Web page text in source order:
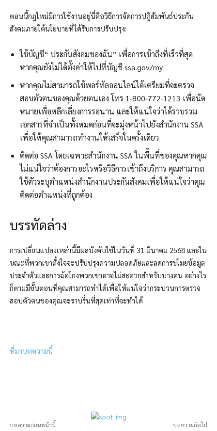
ตอนนี้กฎใหม่มีการใช้งานอยู่นี่คือวิธีการจัดการปฏิสัมพันธ์ประกัน
สังคมภายใต้นโยบายที่ได้รับการปรับปรุง:
ใช้บัญชี“ ประกันสังคมของฉัน” เพื่อการเข้าถึงที่เร็วที่สุด
หากคุณยังไม่ได้ตั้งค่าให้ไปที่บัญชี ssa.gov/my
หากคุณไม่สามารถใช้พอร์ทัลออนไลน์ได้เตรียมที่จะตรวจ
สอบตัวตนของคุณด้วยตนเอง โทร 1-800-772-1213 เพื่อนัด
หมายเพื่อหลีกเลี่ยงการรอนาน และให้แน่ใจว่าได้รวบรวม
เอกสารที่จำเป็นทั้งหมดก่อนที่จะมุ่งหน้าไปยังสำนักงาน SSA
เพื่อให้คุณสามารถทำงานให้เสร็จในครั้งเดียว
ติดต่อ SSA โดยเฉพาะสำนักงาน SSA ในพื้นที่ของคุณหากคุณ
ไม่แน่ใจว่าต้องการอะไรหรือวิธีการเข้าถึงบริการ คุณสามารถ
ใช้ตัวระบุตำแหน่งสำนักงานประกันสังคมเพื่อให้แน่ใจว่าคุณ
ติดต่อตำแหน่งที่ถูกต้อง
บรรทัดล่าง
การเปลี่ยนแปลงเหล่านี้มีผลบังคับใช้ในวันที่ 31 มีนาคม 2568 และใน
ขณะที่พวกเขาตั้งใจจะปรับปรุงความปลอดภัยและลดการขโมยข้อมูล
ประจำตัวและการฉ้อโกงพวกเขาอาจไม่สะดวกสำหรับบางคน อย่างไร
ก็ตามมีขั้นตอนที่คุณสามารถทำได้เพื่อให้แน่ใจว่ากระบวนการตรวจ
สอบตัวตนของคุณจะราบรื่นที่สุดเท่าที่จะทำได้
ที่มาบทความนี้
บทความก่อนหน้านี้ บทความถัดไป